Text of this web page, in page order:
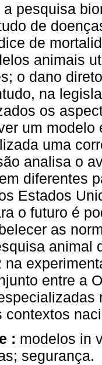
a pesquisa
de
de
animais
o dano
na
os
um
uma
analisa o
diferentes
Estados
o futuro é
as
animal
na
entre a
contextos
: modelos in
segurança.